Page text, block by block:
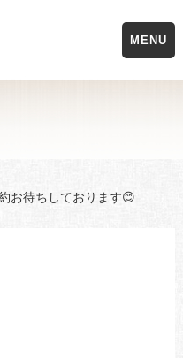
お待ちしております😊
MENU